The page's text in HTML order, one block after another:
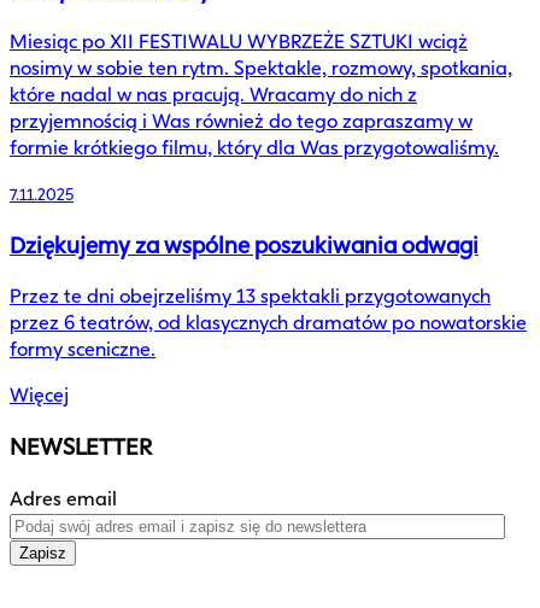
Miesiąc po XII FESTIWALU WYBRZEŻE SZTUKI wciąż
nosimy w sobie ten rytm. Spektakle, rozmowy, spotkania,
które nadal w nas pracują. Wracamy do nich z
przyjemnością i Was również do tego zapraszamy w
formie krótkiego filmu, który dla Was przygotowaliśmy.
7.11.2025
Dziękujemy za wspólne poszukiwania odwagi
Przez te dni obejrzeliśmy 13 spektakli przygotowanych
przez 6 teatrów, od klasycznych dramatów po nowatorskie
formy sceniczne.
Więcej
NEWSLETTER
Adres email
Zapisz